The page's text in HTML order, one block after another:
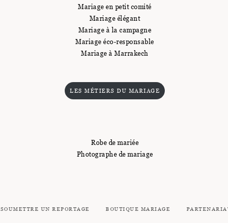
Mariage en petit comité
Mariage élégant
Mariage à la campagne
Mariage éco-responsable
Mariage à Marrakech
LES MÉTIERS DU MARIAGE
Robe de mariée
Photographe de mariage
SOUMETTRE UN REPORTAGE BOUTIQUE MARIAGE